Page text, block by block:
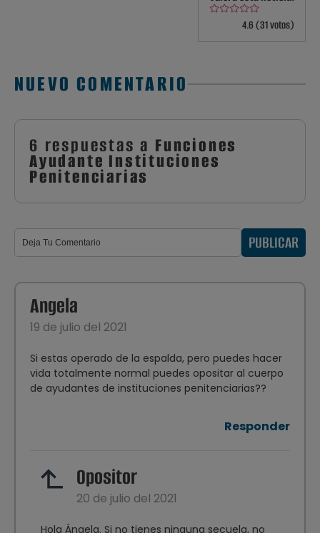
4.6 (31 votos)
NUEVO COMENTARIO
6 respuestas a Funciones
Ayudante Instituciones
Penitenciarias
PUBLICAR
Angela
19 de julio del 2021
Si estas operado de la espalda, pero puedes hacer
vida totalmente normal puedes opositar al cuerpo
de ayudantes de instituciones penitenciarias??
Responder
Opositor
20 de julio del 2021
Hola Ángela. Si no tienes ninguna secuela, no